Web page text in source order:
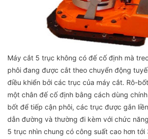
Máy cắt 5 trục không có đế cố định mà
phôi đang được cắt theo chuyển động
điều khiển bởi các trục của máy cắt. Rô-
một chân đế cố định bằng cách dùng
bốt để tiếp cận phôi, các trục được gắn
dẫn đường và thường đi kèm với chức
5 trục nhìn chung có công suất cao hơn tới